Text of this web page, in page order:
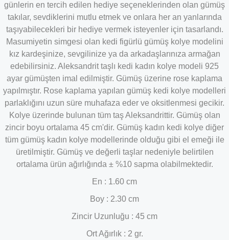
günlerin en tercih edilen hediye seçeneklerinden olan gümüş
takılar, sevdiklerini mutlu etmek ve onlara her an yanlarında
taşıyabilecekleri bir hediye vermek isteyenler için tasarlandı.
Masumiyetin simgesi olan kedi figürlü gümüş kolye modelini
kız kardeşinize, sevgilinize ya da arkadaşlarınıza armağan
edebilirsiniz. Aleksandrit taşlı kedi kadın kolye modeli 925
ayar gümüşten imal edilmiştir. Gümüş üzerine rose kaplama
yapılmıştır. Rose kaplama yapılan gümüş kedi kolye modelleri
parlaklığını uzun süre muhafaza eder ve oksitlenmesi gecikir.
Kolye üzerinde bulunan tüm taşAleksandrittir. Gümüş olan
zincir boyu ortalama 45 cm'dir. Gümüş kadın kedi kolye diğer
tüm gümüş kadın kolye modellerinde olduğu gibi el emeği ile
üretilmiştir. Gümüş ve değerli taşlar nedeniyle belirtilen
ortalama ürün ağırlığında ± %10 sapma olabilmektedir.
En : 1.60 cm
Boy : 2.30 cm
Zincir Uzunluğu : 45 cm
Ort Ağırlık : 2 gr.